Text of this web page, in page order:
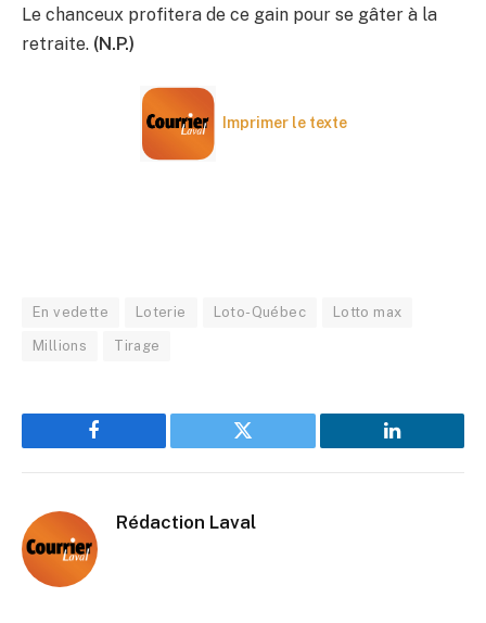
Le chanceux profitera de ce gain pour se gâter à la
retraite. (N.P.)
Imprimer le texte
En vedette Loterie Loto-Québec Lotto max
Millions Tirage
Facebook Twitter LinkedIn
Rédaction Laval